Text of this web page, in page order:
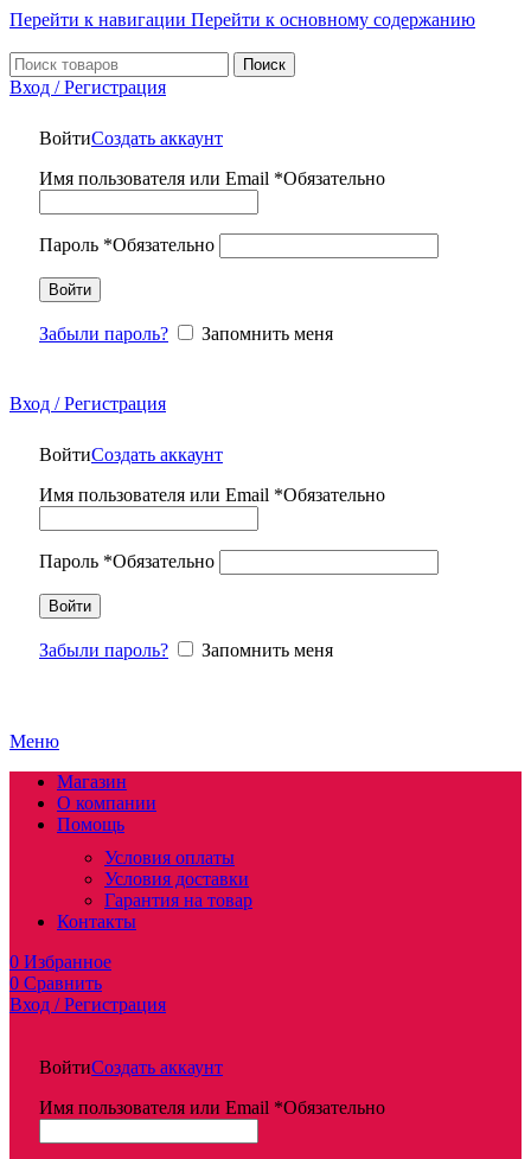
Перейти к навигации Перейти к основному содержанию
Поиск
Вход / Регистрация
ВойтиСоздать аккаунт
Имя пользователя или Email *Обязательно
Пароль *Обязательно
Войти
Забыли пароль? Запомнить меня
Вход / Регистрация
ВойтиСоздать аккаунт
Имя пользователя или Email *Обязательно
Пароль *Обязательно
Войти
Забыли пароль? Запомнить меня
Меню
Магазин
О компании
Помощь
Условия оплаты
Условия доставки
Гарантия на товар
Контакты
0 Избранное
0 Сравнить
Вход / Регистрация
ВойтиСоздать аккаунт
Имя пользователя или Email *Обязательно